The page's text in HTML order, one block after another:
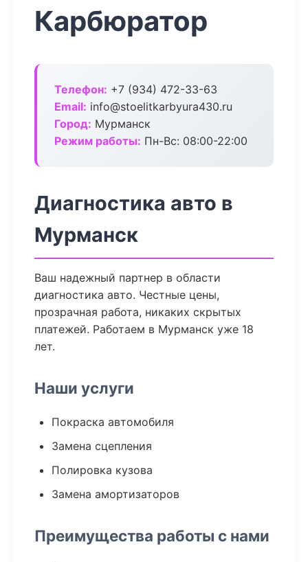
Карбюратор
Телефон: +7 (934) 472-33-63
Email: info@stoelitkarbyura430.ru
Город: Мурманск
Режим работы: Пн-Вс: 08:00-22:00
Диагностика авто в
Мурманск
Ваш надежный партнер в области
диагностика авто. Честные цены,
прозрачная работа, никаких скрытых
платежей. Работаем в Мурманск уже 18
лет.
Наши услуги
Покраска автомобиля
Замена сцепления
Полировка кузова
Замена амортизаторов
Преимущества работы с нами